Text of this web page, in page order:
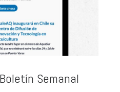
Semanal